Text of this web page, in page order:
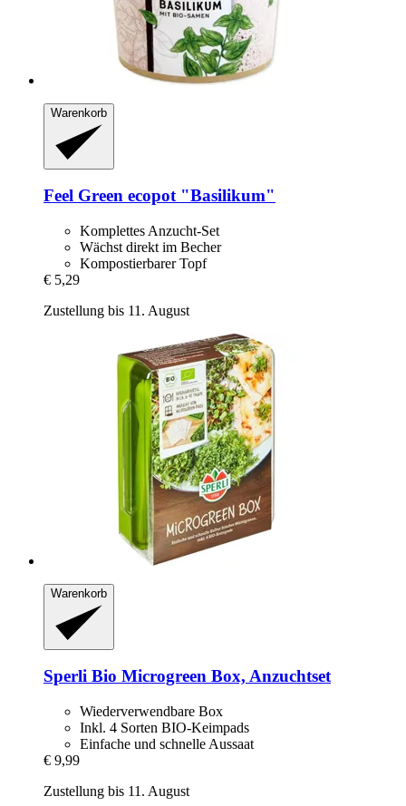
Warenkorb
Feel Green ecopot "Basilikum"
Komplettes Anzucht-Set
Wächst direkt im Becher
Kompostierbarer Topf
€ 5,29
Zustellung bis 11. August
Warenkorb
Sperli Bio Microgreen Box, Anzuchtset
Wiederverwendbare Box
Inkl. 4 Sorten BIO-Keimpads
Einfache und schnelle Aussaat
€ 9,99
Zustellung bis 11. August